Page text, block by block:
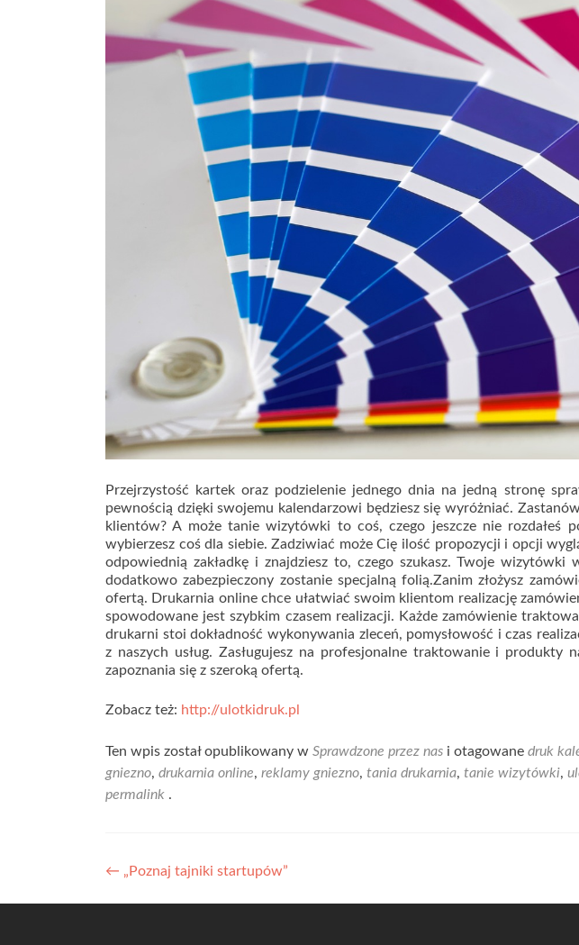
Przejrzystość kartek oraz podzielenie jednego dnia na jedną stronę
pewnością dzięki swojemu kalendarzowi będziesz się wyróżniać.
klientów? A może tanie wizytówki to coś, czego jeszcze nie rozdałeś
wybierzesz coś dla siebie. Zadziwiać może Cię ilość propozycji i opcji
odpowiednią zakładkę i znajdziesz to, czego szukasz. Twoje wizytówki
dodatkowo zabezpieczony zostanie specjalną folią.Zanim złożysz
ofertą. Drukarnia online chce ułatwiać swoim klientom realizację
spowodowane jest szybkim czasem realizacji. Każde zamówienie
drukarni stoi dokładność wykonywania zleceń, pomysłowość i czas
z naszych usług. Zasługujesz na profesjonalne traktowanie i produkty
zapoznania się z szeroką ofertą.
Zobacz też: http://ulotkidruk.pl
Ten wpis został opublikowany w Sprawdzone przez nas i otagowane druk
gniezno, drukarnia online, reklamy gniezno, tania drukarnia, tanie wizytówki,
permalink .
Nawigacja
wpisu
← „Poznaj tajniki startupów”